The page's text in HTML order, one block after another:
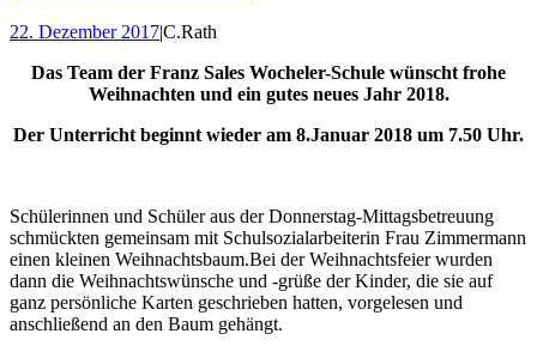
22. Dezember 2017C.Rath
Das Team der Franz Sales Wocheler-Schule wünscht frohe
Weihnachten und ein gutes neues Jahr 2018.
Der Unterricht beginnt wieder am 8.Januar 2018 um 7.50 Uhr.
Schülerinnen und Schüler aus der Donnerstag-Mittagsbetreuung
schmückten gemeinsam mit Schulsozialarbeiterin Frau Zimmermann
einen kleinen Weihnachtsbaum.Bei der Weihnachtsfeier wurden
dann die Weihnachtswünsche und -grüße der Kinder, die sie auf
ganz persönliche Karten geschrieben hatten, vorgelesen und
anschließend an den Baum gehängt.